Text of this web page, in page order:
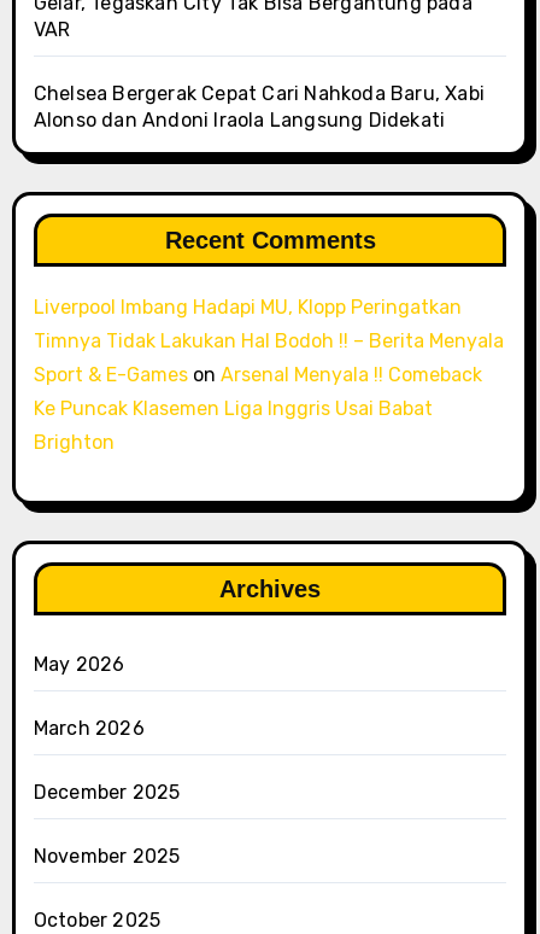
VAR
Chelsea Bergerak Cepat Cari Nahkoda Baru, Xabi
Alonso dan Andoni Iraola Langsung Didekati
Recent Comments
Liverpool Imbang Hadapi MU, Klopp Peringatkan
Timnya Tidak Lakukan Hal Bodoh !! – Berita Menyala
Sport & E-Gameson Arsenal Menyala !! Comeback
Ke Puncak Klasemen Liga Inggris Usai Babat
Brighton
Archives
May 2026
March 2026
December 2025
November 2025
October 2025